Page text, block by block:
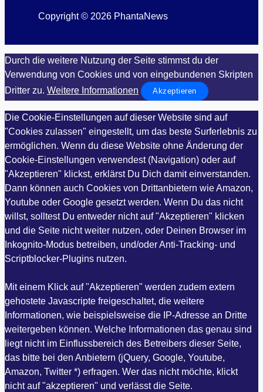
Copyright © 2026 PhantaNews
Durch die weitere Nutzung der Seite stimmst du der
Verwendung von Cookies und von eingebundenen Skripten
Dritter zu. Weitere Informationen Akzeptieren
Die Cookie-Einstellungen auf dieser Website sind auf
"Cookies zulassen" eingestellt, um das beste Surferlebnis zu
ermöglichen. Wenn du diese Website ohne Änderung der
Cookie-Einstellungen verwendest (Navigation) oder auf
"Akzeptieren" klickst, erklärst Du Dich damit einverstanden.
Dann können auch Cookies von Drittanbietern wie Amazon,
Youtube oder Google gesetzt werden. Wenn Du das nicht
willst, solltest Du entweder nicht auf "Akzeptieren" klicken
und die Seite nicht weiter nutzen, oder Deinen Browser im
Inkognito-Modus betreiben, und/oder Anti-Tracking- und
Scriptblocker-Plugins nutzen.
Mit einem Klick auf "Akzeptieren" werden zudem extern
gehostete Javascripte freigeschaltet, die weitere
Informationen, wie beispielsweise die IP-Adresse an Dritte
weitergeben können. Welche Informationen das genau sind
liegt nicht im Einflussbereich des Betreibers dieser Seite,
das bitte bei den Anbietern (jQuery, Google, Youtube,
Amazon, Twitter *) erfragen. Wer das nicht möchte, klickt
nicht auf "akzeptieren" und verlässt die Seite.